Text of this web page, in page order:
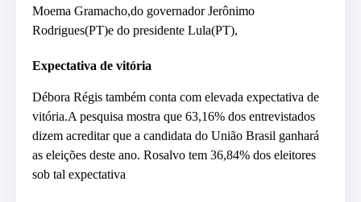
Moema Gramacho,do governador Jerônimo
Rodrigues(PT)e do presidente Lula(PT),
Expectativa de vitória
Débora Régis também conta com elevada expectativa de
vitória.A pesquisa mostra que 63,16% dos entrevistados
dizem acreditar que a candidata do União Brasil ganhará
as eleições deste ano. Rosalvo tem 36,84% dos eleitores
sob tal expectativa